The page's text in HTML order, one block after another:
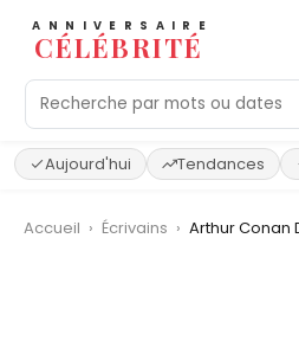
ANNIVERSAIRE
CÉLÉBRITÉ
Aujourd'hui Tendances
Accueil › Écrivains › Arthur Conan